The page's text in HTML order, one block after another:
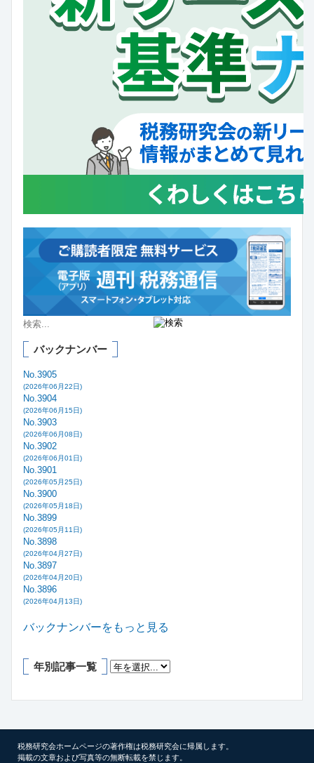
バックナンバー
No.3905
(2026年06月22日)
No.3904
(2026年06月15日)
No.3903
(2026年06月08日)
No.3902
(2026年06月01日)
No.3901
(2026年05月25日)
No.3900
(2026年05月18日)
No.3899
(2026年05月11日)
No.3898
(2026年04月27日)
No.3897
(2026年04月20日)
No.3896
(2026年04月13日)
バックナンバーをもっと見る
年別記事一覧
税務研究会ホームページの著作権は税務研究会に帰属します。
掲載の文章および写真等の無断転載を禁じます。